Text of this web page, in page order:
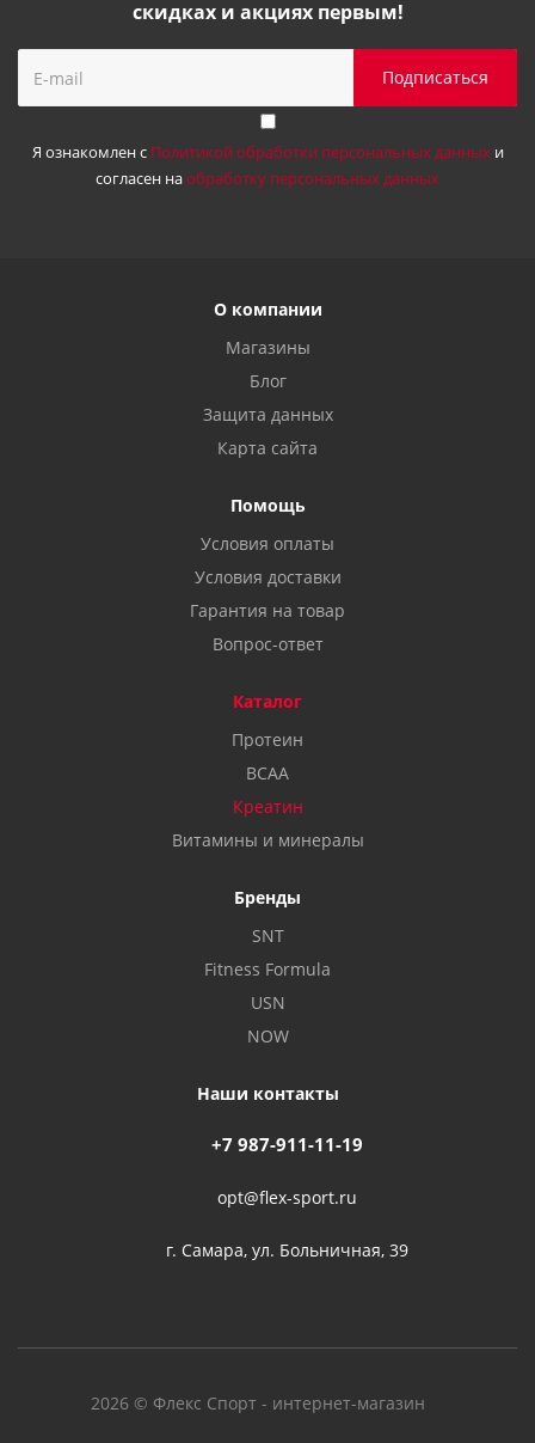
скидках и акциях первым!
Я ознакомлен с Политикой обработки персональных данныхи
согласен наобработку персональных данных
О компании
Магазины
Блог
Защита данных
Карта сайта
Помощь
Условия оплаты
Условия доставки
Гарантия на товар
Вопрос-ответ
Каталог
Протеин
BCAA
Креатин
Витамины и минералы
Бренды
SNT
Fitness Formula
USN
NOW
Наши контакты
+7 987-911-11-19
opt@flex-sport.ru
г. Самара, ул. Больничная, 39
2026 © Флекс Спорт - интернет-магазин